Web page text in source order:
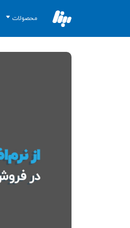
محصولات